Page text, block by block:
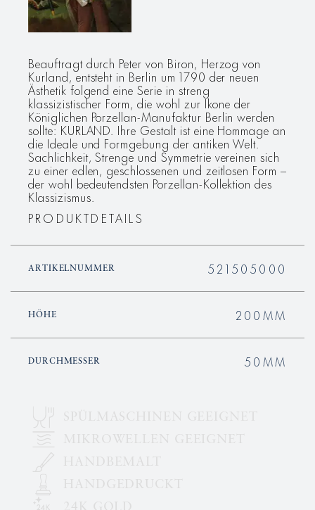
Beauftragt durch Peter von Biron, Herzog von
Kurland, entsteht in Berlin um 1790 der neuen
Ästhetik folgend eine Serie in streng
klassizistischer Form, die wohl zur Ikone der
Königlichen Porzellan-Manufaktur Berlin werden
sollte: KURLAND. Ihre Gestalt ist eine Hommage an
die Ideale und Formgebung der antiken Welt.
Sachlichkeit, Strenge und Symmetrie vereinen sich
zu einer edlen, geschlossenen und zeitlosen Form –
der wohl bedeutendsten Porzellan-Kollektion des
Klassizismus.
PRODUKTDETAILS
ARTIKELNUMMER 521505000
HÖHE 200MM
DURCHMESSER 50MM